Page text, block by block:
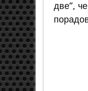
две”,